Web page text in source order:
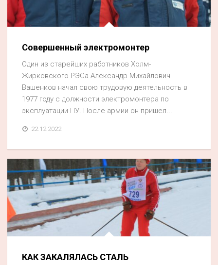
Совершенный электромонтер
Один из старейших работников Холм-
Жирковского РЭСа Александр Михайлович
Вашенков начал свою трудовую деятельность в
1977 году с должности электромонтера по
эксплуатации ПУ. После армии он пришел...
22.12.2022
КАК ЗАКАЛЯЛАСЬ СТАЛЬ